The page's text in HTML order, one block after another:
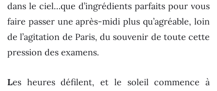
dans le ciel…que d’ingrédients parfaits pour vous
faire passer une après-midi plus qu’agréable, loin
de l’agitation de Paris, du souvenir de toute cette
pression des examens.
Les heures défilent, et le soleil commence à